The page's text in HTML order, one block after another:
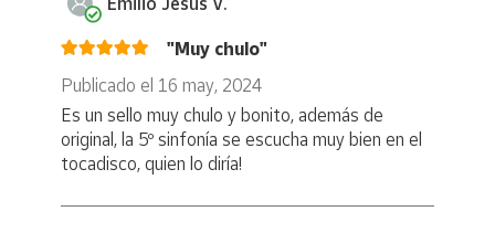
"Muy chulo"
Publicado el 16 may, 2024
Es un sello muy chulo y bonito, además de
original, la 5º sinfonía se escucha muy bien en el
tocadisco, quien lo diría!